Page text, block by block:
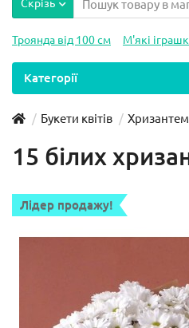
Скрізь
Троянда від 100 см М'які
Категорії
Букети квітів
15 білих
Лідер продажу!